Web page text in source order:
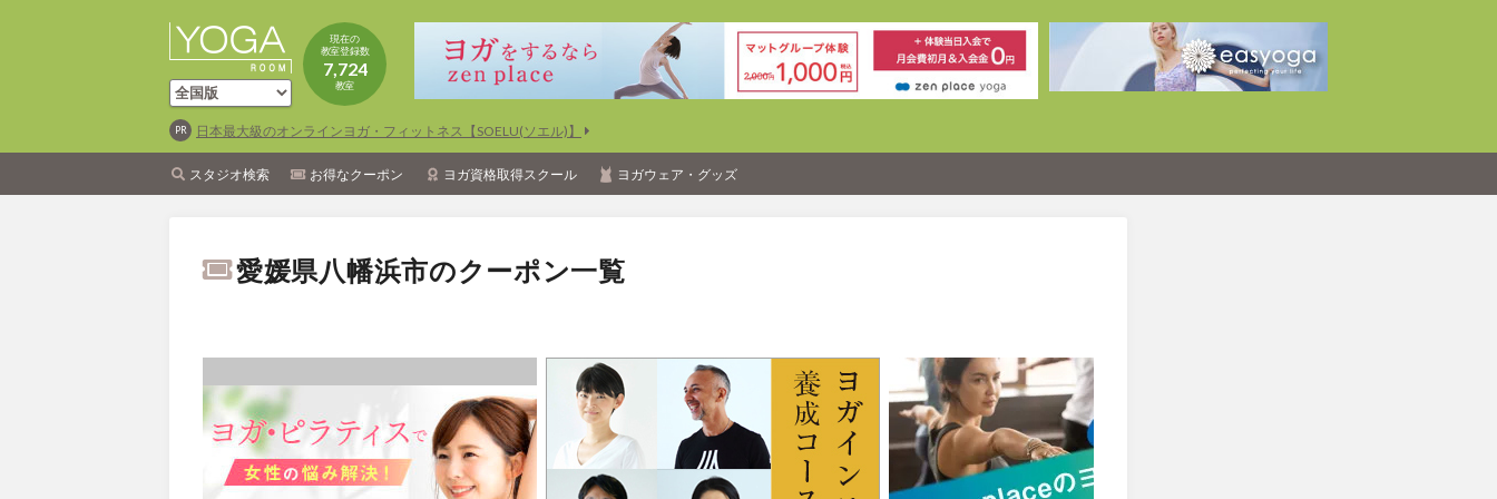
現在の
教室登録数
7,724
教室
日本最大級のオンラインヨガ・フィットネス【SOELU(ソエル)】
スタジオ検索 お得なクーポン ヨガ資格取得スクール ヨガウェア・グッズ
愛媛県八幡浜市のクーポン一覧